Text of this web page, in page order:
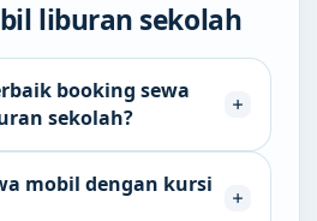
liburan sekolah
booking sewa
sekolah?
mobil dengan kursi